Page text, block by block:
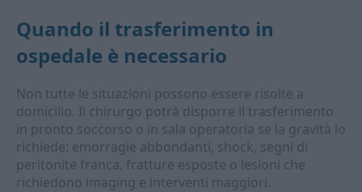
Quando il trasferimento in
ospedale è necessario
Non tutte le situazioni possono essere risolte a
domicilio. Il chirurgo potrà disporre il trasferimento
in pronto soccorso o in sala operatoria se la gravità lo
richiede: emorragie abbondanti, shock, segni di
peritonite franca, fratture esposte o lesioni che
richiedono imaging e interventi maggiori.